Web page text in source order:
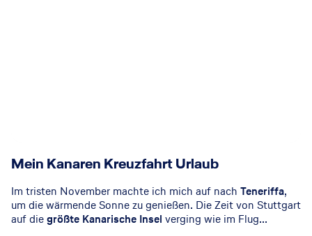
Mein Kanaren Kreuzfahrt Urlaub
Im tristen November machte ich mich auf nach Teneriffa,
um die wärmende Sonne zu genießen. Die Zeit von Stuttgart
auf diegrößte Kanarische Insel verging wie im Flug...